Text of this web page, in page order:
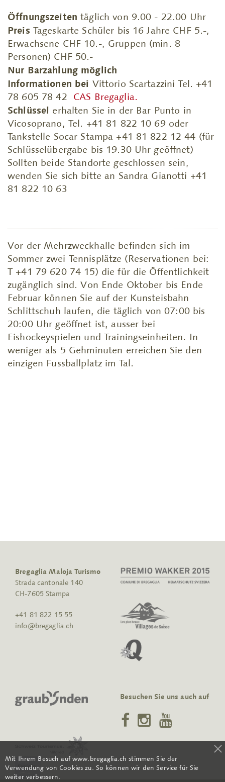
Öffnungszeiten täglich von 9.00 - 22.00 Uhr
Preis Tageskarte Schüler bis 16 Jahre CHF 5.-,
Erwachsene CHF 10.-, Gruppen (min. 8
Personen) CHF 50.-
Nur Barzahlung möglich
Informationen bei Vittorio Scartazzini Tel. +41
78 605 78 42 CAS Bregaglia.
Schlüssel erhalten Sie in der Bar Punto in
Vicosoprano, Tel. +41 81 822 10 69 oder
Tankstelle Socar Stampa +41 81 822 12 44 (für
Schlüsselübergabe bis 19.30 Uhr geöffnet)
Sollten beide Standorte geschlossen sein,
wenden Sie sich bitte an Sandra Gianotti +41
81 822 10 63
Vor der Mehrzweckhalle befinden sich im
Sommer zwei Tennisplätze (Reservationen bei:
T +41 79 620 74 15) die für die Öffentlichkeit
zugänglich sind. Von Ende Oktober bis Ende
Februar können Sie auf der Kunsteisbahn
Schlittschuh laufen, die täglich von 07:00 bis
20:00 Uhr geöffnet ist, ausser bei
Eishockeyspielen und Trainingseinheiten. In
weniger als 5 Gehminuten erreichen Sie den
einzigen Fussballplatz im Tal.
Bregaglia Maloja Turismo
Strada cantonale 140
CH-7605 Stampa
+41 81 822 15 55
info@bregaglia.ch
Besuchen Sie uns auch auf
Mit Ihrem Besuch auf www.bregaglia.ch stimmen Sie der
Verwendung von Cookies zu. So können wir den Service für Sie
weiter verbessern.